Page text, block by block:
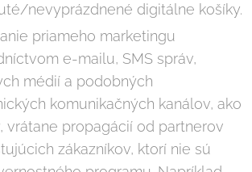
nevyprázdnené digitálne košíky.
priameho marketingu
e-mailu, SMS správ,
médií a podobných
komunikačných kanálov, ako
vrátane propagácií od partnerov
zákazníkov, ktorí nie sú